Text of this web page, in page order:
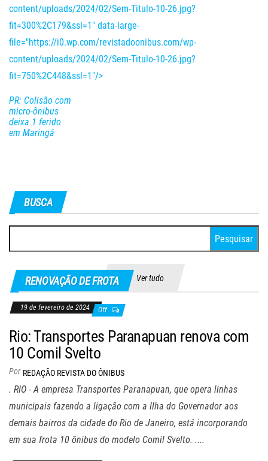
content/uploads/2024/02/Sem-Titulo-10-26.jpg?
fit=300%2C179&ssl=1" data-large-
file="https://i0.wp.com/revistadoonibus.com/wp-
content/uploads/2024/02/Sem-Titulo-10-26.jpg?
fit=750%2C448&ssl=1"/>
PR: Colisão com
micro-ônibus
deixa 1 ferido
em Maringá
BUSCA
por:
RENOVAÇÃO DE FROTA Ver tudo
19 de fevereiro de 2024 Off
Rio: Transportes Paranapuan renova com
10 Comil Svelto
Por REDAÇÃO REVISTA DO ÔNIBUS
. RIO - A empresa Transportes Paranapuan, que opera linhas
municipais fazendo a ligação com a Ilha do Governador aos
demais bairros da cidade do Rio de Janeiro, está incorporando
em sua frota 10 ônibus do modelo Comil Svelto. ....